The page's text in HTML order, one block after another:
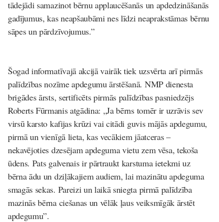
tādejādi samazinot bērnu applaucēšanās un apdedzināšanās
gadījumus, kas neapšaubāmi nes līdzi neaprakstāmas bērnu
sāpes un pārdzīvojumus.”
Šogad informatīvajā akcijā vairāk tiek uzsvērta arī pirmās
palīdzības nozīme apdegumu ārstēšanā. NMP dienesta
brigādes ārsts, sertificēts pirmās palīdzības pasniedzējs
Roberts Fūrmanisatgādina: „Ja bērns tomēr ir uzrāvis sev
virsū karsto kafijas krūzi vai citādi guvis mājās apdegumu,
pirmā un vienīgā lieta, kas vecākiem jāatceras –
nekavējoties dzesējam apdeguma vietu zem vēsa, tekoša
ūdens. Pats galvenais ir pārtraukt karstuma ietekmi uz
bērna ādu un dziļākajiem audiem, lai mazinātu apdeguma
smagās sekas. Pareizi un laikā sniegta pirmā palīdzība
mazinās bērna ciešanas un vēlāk ļaus veiksmīgāk ārstēt
apdegumu”.